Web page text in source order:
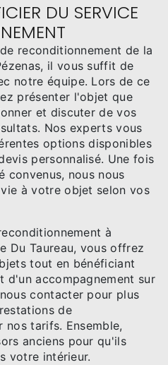
DU SERVICE
reconditionnement de la
il vous suffit de
notre équipe. Lors de ce
présenter l'objet que
et discuter de vos
Nos experts vous
options disponibles
personnalisé. Une fois
convenus, nous nous
à votre objet selon vos
à
Du Taureau, vous offrez
tout en bénéficiant
d'un accompagnement sur
contacter pour plus
de
nos tarifs. Ensemble,
anciens pour qu'ils
votre intérieur.